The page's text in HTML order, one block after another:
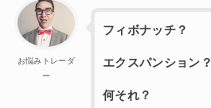
お悩みトレーダ
ー
フィボナッチ？
エクスパンション？
何それ？